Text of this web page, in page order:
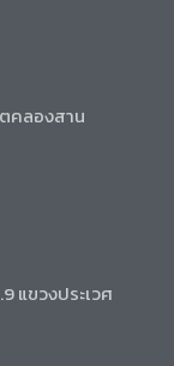
คลองสาน
แขวงประเวศ